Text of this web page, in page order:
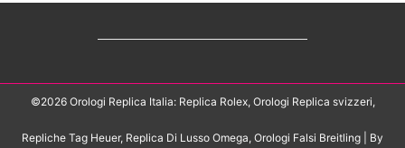
©2026 Orologi Replica Italia: Replica Rolex, Orologi Replica svizzeri,
Repliche Tag Heuer, Replica Di Lusso Omega, Orologi Falsi Breitling | By